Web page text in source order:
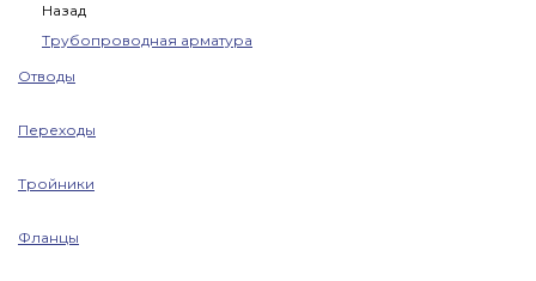
Назад
Трубопроводная арматура
Отводы
Переходы
Тройники
Фланцы